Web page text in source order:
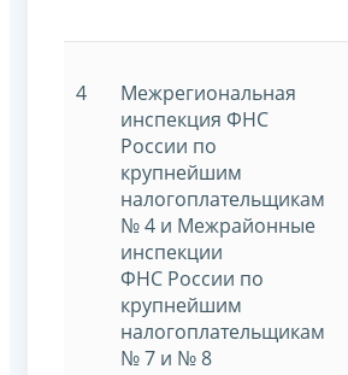
4
Межрегиональная
инспекция ФНС
России по
крупнейшим
налогоплательщикам
№ 4 и Межрайонные
инспекции
ФНС России по
крупнейшим
налогоплательщикам
№ 7 и № 8